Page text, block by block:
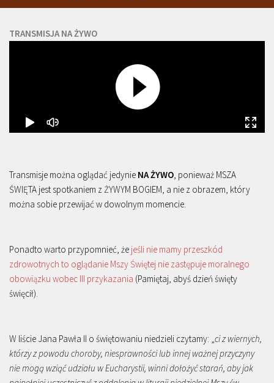
TRANSMISJA NA ŻYWO
Transmisje można oglądać jedynie NA ŻYWO, ponieważ MSZA
ŚWIĘTA jest spotkaniem z ŻYWYM BOGIEM, a nie z obrazem, który
można sobie przewijać w dowolnym momencie.
Ponadto warto przypomnieć, że jeśli nie mamy przeszkód
zdrowotnych to oglądanie Mszy Świętej nie zastępuje moralnego
obowiązku wobec III przykazania (Pamiętaj, abyś dzień święty
święcił).
W liście Jana Pawła II o świętowaniu niedzieli czytamy: „ci z wiernych,
którzy z powodu choroby, niesprawności lub innej ważnej przyczyny
nie mogą wziąć udziału w Eucharystii, winni dołożyć starań, aby jak